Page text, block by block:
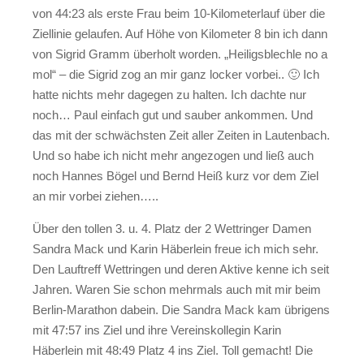
von 44:23 als erste Frau beim 10-Kilometerlauf über die
Ziellinie gelaufen. Auf Höhe von Kilometer 8 bin ich dann
von Sigrid Gramm überholt worden. „Heiligsblechle no a
mol“ – die Sigrid zog an mir ganz locker vorbei.. 🙂 Ich
hatte nichts mehr dagegen zu halten. Ich dachte nur
noch… Paul einfach gut und sauber ankommen. Und
das mit der schwächsten Zeit aller Zeiten in Lautenbach.
Und so habe ich nicht mehr angezogen und ließ auch
noch Hannes Bögel und Bernd Heiß kurz vor dem Ziel
an mir vorbei ziehen…..
Über den tollen 3. u. 4. Platz der 2 Wettringer Damen
Sandra Mack und Karin Häberlein freue ich mich sehr.
Den Lauftreff Wettringen und deren Aktive kenne ich seit
Jahren. Waren Sie schon mehrmals auch mit mir beim
Berlin-Marathon dabein. Die Sandra Mack kam übrigens
mit 47:57 ins Ziel und ihre Vereinskollegin Karin
Häberlein mit 48:49 Platz 4 ins Ziel. Toll gemacht! Die